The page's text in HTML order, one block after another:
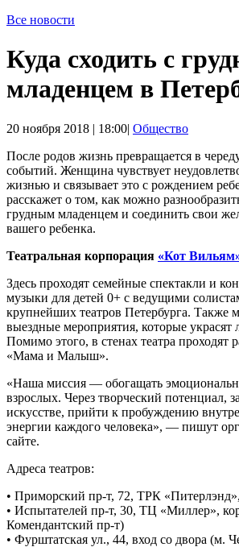
Все новости
Куда сходить с
младенцем в
20 ноября 2018 | 18:00| Общество
После родов жизнь превращается в
событий. Женщина чувствует
жизнью и связывает это с рождением
расскажет о том, как можно
грудным младенцем и соединить свои
вашего ребенка.
Театральная корпорация «Кот
Здесь проходят семейные спектакли и
музыки для детей 0+ с ведущими
крупнейших театров Петербурга. Также
выездные мероприятия, которые украсят
Помимо этого, в стенах театра проходят
«Мама и Малыш».
«Наша миссия — обогащать
взрослых. Через творческий потенциал,
искусстве, прийти к пробуждению
энергии каждого человека», — пишут
сайте.
Адреса театров:
• Приморский пр-т, 72, ТРК
• Испытателей пр-т, 30, ТЦ «Миллер»,
Комендантский пр-т)
• Фурштатская ул., 44, вход со двора (м.